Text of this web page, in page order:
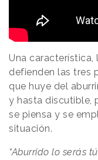
Una característica,
defienden las tres
que huye del
y hasta discutible,
se piensa y se
situación.
“Aburrido lo serás